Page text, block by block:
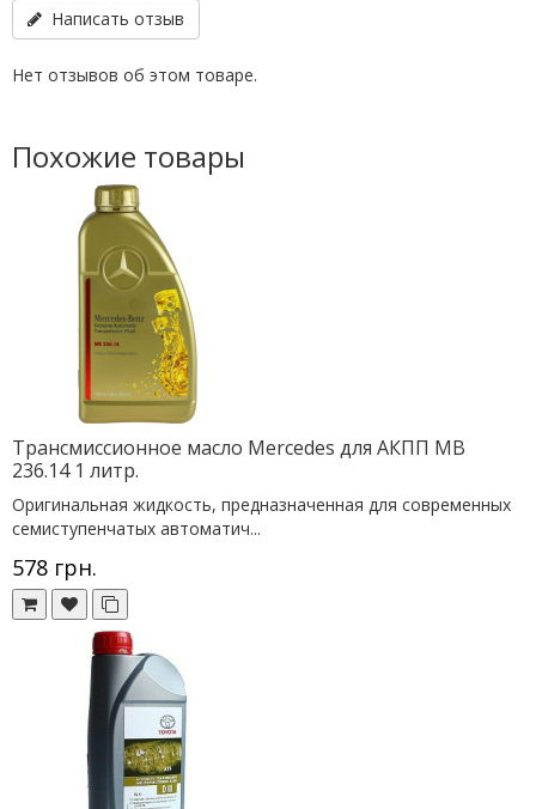
Написать отзыв
Нет отзывов об этом товаре.
Похожие товары
Трансмиссионное масло Mercedes для АКПП MB
236.14 1 литр.
Оригинальная жидкость, предназначенная для современных
семиступенчатых автоматич...
578 грн.